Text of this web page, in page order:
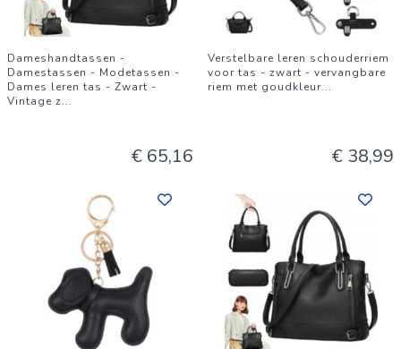
Dameshandtassen -
Damestassen - Modetassen -
Dames leren tas - Zwart -
Vintage z...
€ 65,16
Verstelbare leren schouderriem
voor tas - zwart - vervangbare
riem met goudkleur...
€ 38,99